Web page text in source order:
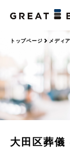
トップページ メディ
大田区葬儀